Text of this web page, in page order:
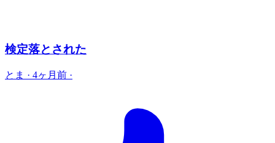
検定落とされた
とま · 4ヶ月前 ·